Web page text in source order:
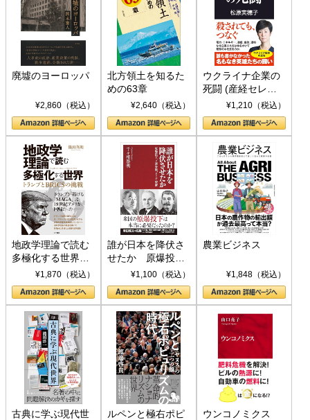
廃墟のヨーロッパ
¥2,860（税込）
北方領土を知るた
めの63章
¥2,640（税込）
ウクライナ企業の
死闘 (産経セレク
ト S 039)¥1,210（税込）
地政学理論で読む
多極化する世界：
トランプとBRICS
の挑戦
¥1,870（税込）
誰が日本を降伏さ
せたか 原爆投
下、ソ連参戦、そ
して聖断 (PHP新
書)
¥1,100（税込）
農業ビジネス
¥1,848（税込）
古典に学ぶ現代世
ルペンと極右ポピ
ウンコノミクス